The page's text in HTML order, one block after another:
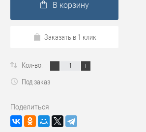
В корзину
Заказать в 1 клик
Кол-во:
Под заказ
Поделиться